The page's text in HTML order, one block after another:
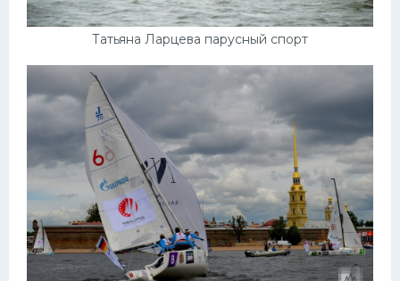
Татьяна Ларцева парусный спорт